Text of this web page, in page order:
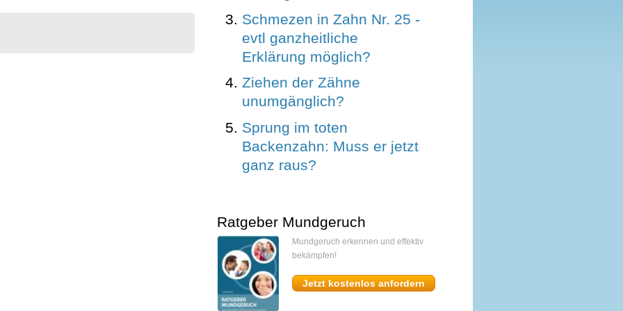
Schmezen in Zahn Nr. 25 -
evtl ganzheitliche
Erklärung möglich?
Ziehen der Zähne
unumgänglich?
Sprung im toten
Backenzahn: Muss er jetzt
ganz raus?
Ratgeber Mundgeruch
Mundgeruch erkennen und effektiv
bekämpfen!
Jetzt kostenlos anfordern